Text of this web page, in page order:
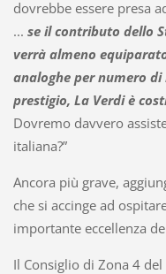
dovrebbe essere presa
... se il contributo dello
verrà almeno
analoghe per numero
prestigio, La Verdi è
Dovremo davvero
italiana?”
Ancora più grave,
che si accinge ad
importante eccellenza
Il Consiglio di Zona 4